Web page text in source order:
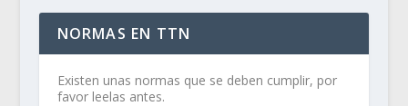
NORMAS EN TTN
Existen unas normas que se deben cumplir, por
favor leelas antes.